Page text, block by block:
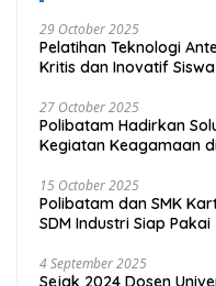
29 October 2025
Pelatihan Teknologi
Kritis dan Inovatif
27 October 2025
Polibatam Hadirkan
Kegiatan Keagamaan
15 October 2025
Polibatam dan SMK
SDM Industri Siap Pakai
4 September 2025
Sejak 2024 Dosen